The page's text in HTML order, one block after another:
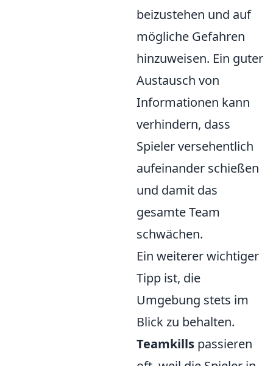
beizustehen und auf
mögliche Gefahren
hinzuweisen. Ein guter
Austausch von
Informationen kann
verhindern, dass
Spieler versehentlich
aufeinander schießen
und damit das
gesamte Team
schwächen.
Ein weiterer wichtiger
Tipp ist, die
Umgebung stets im
Blick zu behalten.
Teamkills passieren